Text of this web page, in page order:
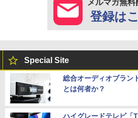
メルマガ無料
登録は
Special Site
総合オーディオブラン
とは何者か？
ハイグレードテレビ「